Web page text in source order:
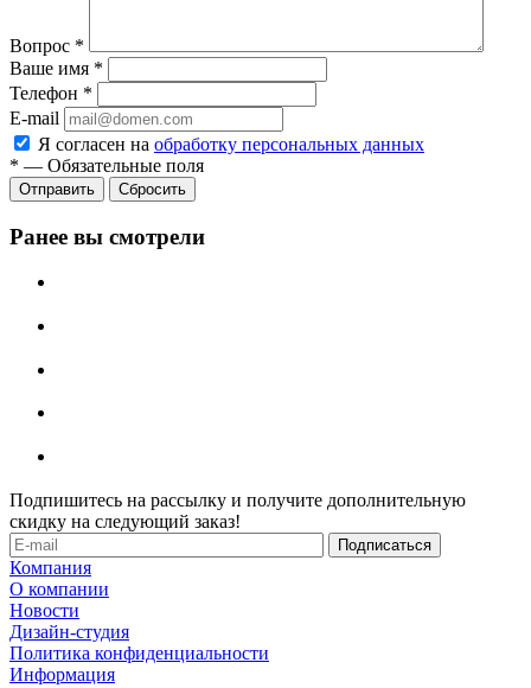
Вопрос *
Ваше имя *
Телефон *
E-mail
Я согласен на обработку персональных данных
* — Обязательные поля
Отправить Сбросить
Ранее вы смотрели
Подпишитесь на рассылку и получите дополнительную
скидку на следующий заказ!
Компания
О компании
Новости
Дизайн-студия
Политика конфиденциальности
Информация